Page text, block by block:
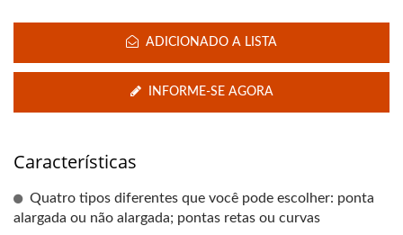
ADICIONADO A LISTA
INFORME-SE AGORA
Características
Quatro tipos diferentes que você pode escolher: ponta
alargada ou não alargada; pontas retas ou curvas